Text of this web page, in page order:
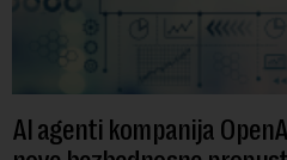
AI agenti kompanija